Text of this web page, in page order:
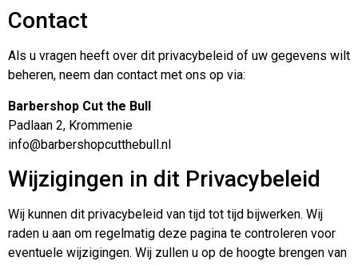
Contact
Als u vragen heeft over dit privacybeleid of uw gegevens wilt
beheren, neem dan contact met ons op via:
Barbershop Cut the Bull
Padlaan 2, Krommenie
info@barbershopcutthebull.nl
Wijzigingen in dit Privacybeleid
Wij kunnen dit privacybeleid van tijd tot tijd bijwerken. Wij
raden u aan om regelmatig deze pagina te controleren voor
eventuele wijzigingen. Wij zullen u op de hoogte brengen van